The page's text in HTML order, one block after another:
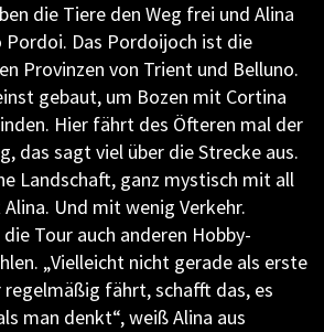
die Tiere den Weg frei und Alina
Pordoi. Das Pordoijoch ist die
Provinzen von Trient und Belluno.
gebaut, um Bozen mit Cortina
Hier fährt des Öfteren mal der
das sagt viel über die Strecke aus.
Landschaft, ganz mystisch mit all
Und mit wenig Verkehr.
Tour auch anderen Hobby-
„Vielleicht nicht gerade als erste
regelmäßig fährt, schafft das, es
man denkt“, weiß Alina aus